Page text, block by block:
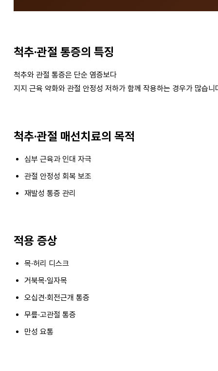
척추·관절 통증의 특징
척추와 관절 통증은 단순 염증보다
지지 근육 약화와 관절 안정성 저하가 함께 작용하는 경우가 많습니
척추·관절 매선치료의 목적
심부 근육과 인대 자극
관절 안정성 회복 보조
재발성 통증 관리
적용 증상
목·허리 디스크
거북목·일자목
오십견·회전근개 통증
무릎·고관절 통증
만성 요통